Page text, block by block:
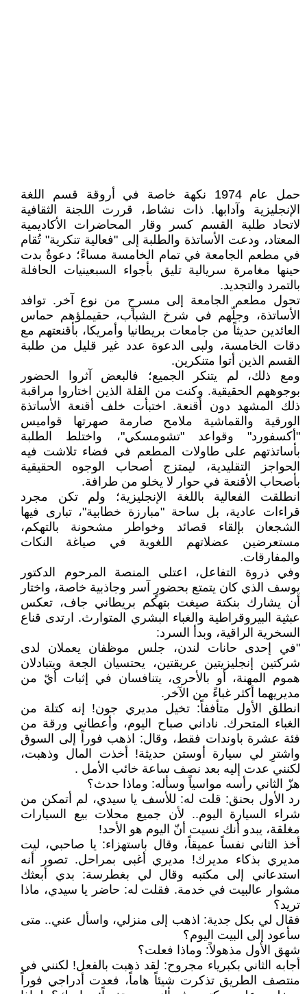
حمل عام 1974 نكهة خاصة في أروقة قسم اللغة
الإنجليزية وآدابها. ذات نشاط، قررت اللجنة الثقافية
لاتحاد طلبة القسم كسر وقار المحاضرات الأكاديمية
المعتاد، ودعت الأساتذة والطلبة إلى "فعالية تنكرية" تُقام
في مطعم الجامعة في تمام الخامسة مساءً؛ دعوةٌ بدت
حينها مغامرة سريالية تليق بأجواء السبعينيات الحافلة
بالتمرد والتجديد.
تحول مطعم الجامعة إلى مسرحٍ من نوع آخر. توافد
الأساتذة، وجلّهم في شرخ الشباب، حقيملؤهم حماس
العائدين حديثاً من جامعات بريطانيا وأمريكا، بأقنعتهم مع
دقات الخامسة، ولبى الدعوة عدد غير قليل من طلبة
القسم الذين أتوا متنكرين.
ومع ذلك، لم يتنكر الجميع؛ فالبعض آثروا الحضور
بوجوههم الحقيقية. وكنت من القلة الذين اختاروا مراقبة
ذلك المشهد دون أقنعة. اختبأت خلف أقنعة الأساتذة
الورقية والقماشية ملامح صارمة صهرتها قواميس
"أكسفورد" وقواعد "تشومسكي"، واختلط الطلبة
بأساتذتهم على طاولات المطعم في فضاء تلاشت فيه
الحواجز التقليدية، ليمتزج أصحاب الوجوه الحقيقية
بأصحاب الأقنعة في حوار لا يخلو من طرافة.
انطلقت الفعالية باللغة الإنجليزية؛ ولم تكن مجرد
قراءات عادية، بل ساحة "مبارزة خطابية"، تبارى فيها
الشجعان بإلقاء قصائد وخواطر مشحونة بالتهكم،
مستعرضين عضلاتهم اللغوية في صياغة النكات
والمفارقات.
وفي ذروة التفاعل، اعتلى المنصة المرحوم الدكتور
يوسف الذي كان يتمتع بحضورٍ آسر وجاذبية خاصة، واختار
أن يشارك بنكتة صيغت بتهكم بريطاني جاف، تعكس
عبثية البيروقراطية والغباء البشري المتوارث. ارتدى قناع
السخرية الراقية، وبدأ السرد:
"في إحدى حانات لندن، جلس موظفان يعملان لدى
شركتين إنجليزيتين عريقتين، يحتسيان الجعة ويتبادلان
هموم المهنة، أو بالأحرى، يتنافسان في إثبات أيّ من
مديريهما أكثر غباءً من الآخر.
انطلق الأول متأففاً: تخيل مديري جون! إنه كتلة من
الغباء المتحرك. ناداني صباح اليوم، وأعطاني ورقة من
فئة عشرة باوندات فقط، وقال: اذهب فوراً إلى السوق
واشترِ لي سيارة أوستن حديثة! أخذت المال وذهبت،
لكنني عدت إليه بعد نصف ساعة خائب الأمل .
هزّ الثاني رأسه مواسياً وسأله: وماذا حدث؟
رد الأول بحنق: قلت له: للأسف يا سيدي، لم أتمكن من
شراء السيارة اليوم.. لأن جميع محلات بيع السيارات
مغلقة، يبدو أنك نسيت أنّ اليوم هو الأحد!
أخذ الثاني نفساً عميقاً، وقال باستهزاء: يا صاحبي، ليت
مديري بذكاء مديرك! مديري أغبى بمراحل. تصور أنه
استدعاني إلى مكتبه وقال لي بغطرسة: بدي أبعثك
مشوار عالبيت في خدمة. فقلت له: حاضر يا سيدي، ماذا
تريد؟
فقال لي بكل جدية: اذهب إلى منزلي، واسأل عني.. متى
سأعود إلى البيت اليوم؟
شهق الأول مذهولاً: وماذا فعلت؟
أجابه الثاني بكبرياء مجروح: لقد ذهبت بالفعل! لكنني في
منتصف الطريق تذكرت شيئاً هاماً، فعدت أدراجي فوراً